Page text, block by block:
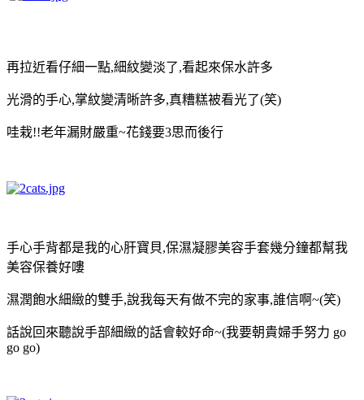
再拉近看仔細一點,細紋變淡了,看起來保水許多
光滑的手心,掌紋變清晰許多,真糟糕被看光了(笑)
哇栽!!老年漏財嚴重~花錢要3思而後行
手心手背都是我的心肝寶貝,保濕凝膠美容手套幾分鐘都幫我
美容保養好嘍
濕潤飽水細緻的雙手,說我每天有做不完的家事,誰信啊~(笑)
話說回來聽說手部細緻的話會較好命~(我要朝貴婦手努力 go
go go)